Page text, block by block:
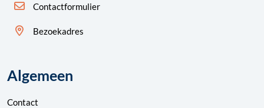
Contactformulier
Bezoekadres
Algemeen
Contact